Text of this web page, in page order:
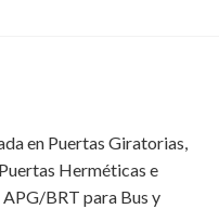
en Puertas Giratorias,
Herméticas e
BRT para Bus y